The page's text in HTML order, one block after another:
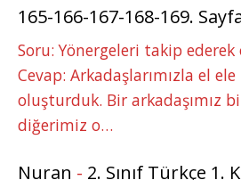
165-166-167-168-169.
Soru: Yönergeleri takip ederek
Cevap: Arkadaşlarımızla el
oluşturduk. Bir arkadaşımız
diğerimiz o…
Nuran - 2. Sınıf Türkçe 1.